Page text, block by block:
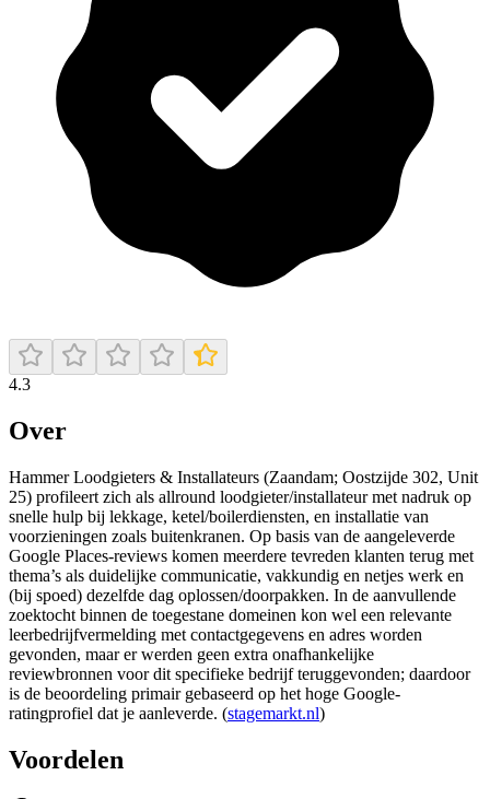
4.3
Over
Hammer Loodgieters & Installateurs (Zaandam; Oostzijde 302, Unit
25) profileert zich als allround loodgieter/installateur met nadruk op
snelle hulp bij lekkage, ketel/boilerdiensten, en installatie van
voorzieningen zoals buitenkranen. Op basis van de aangeleverde
Google Places-reviews komen meerdere tevreden klanten terug met
thema’s als duidelijke communicatie, vakkundig en netjes werk en
(bij spoed) dezelfde dag oplossen/doorpakken. In de aanvullende
zoektocht binnen de toegestane domeinen kon wel een relevante
leerbedrijfvermelding met contactgegevens en adres worden
gevonden, maar er werden geen extra onafhankelijke
reviewbronnen voor dit specifieke bedrijf teruggevonden; daardoor
is de beoordeling primair gebaseerd op het hoge Google-
ratingprofiel dat je aanleverde. (stagemarkt.nl)
Voordelen